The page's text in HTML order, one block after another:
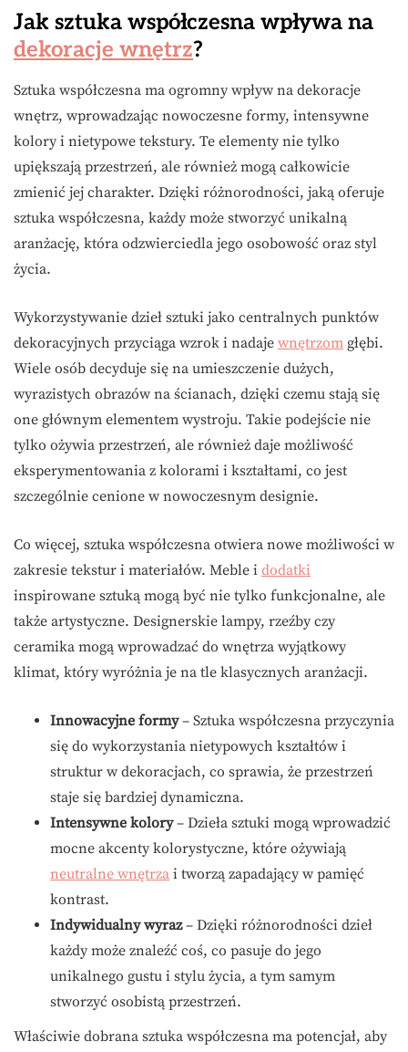
Jak sztuka współczesna wpływa na
dekoracje wnętrz?
Sztuka współczesna ma ogromny wpływ na dekoracje
wnętrz, wprowadzając nowoczesne formy, intensywne
kolory i nietypowe tekstury. Te elementy nie tylko
upiększają przestrzeń, ale również mogą całkowicie
zmienić jej charakter. Dzięki różnorodności, jaką oferuje
sztuka współczesna, każdy może stworzyć unikalną
aranżację, która odzwierciedla jego osobowość oraz styl
życia.
Wykorzystywanie dzieł sztuki jako centralnych punktów
dekoracyjnych przyciąga wzrok i nadaje wnętrzom głębi.
Wiele osób decyduje się na umieszczenie dużych,
wyrazistych obrazów na ścianach, dzięki czemu stają się
one głównym elementem wystroju. Takie podejście nie
tylko ożywia przestrzeń, ale również daje możliwość
eksperymentowania z kolorami i kształtami, co jest
szczególnie cenione w nowoczesnym designie.
Co więcej, sztuka współczesna otwiera nowe możliwości w
zakresie tekstur i materiałów. Meble i dodatki
inspirowane sztuką mogą być nie tylko funkcjonalne, ale
także artystyczne. Designerskie lampy, rzeźby czy
ceramika mogą wprowadzać do wnętrza wyjątkowy
klimat, który wyróżnia je na tle klasycznych aranżacji.
Innowacyjne formy– Sztuka współczesna przyczynia
się do wykorzystania nietypowych kształtów i
struktur w dekoracjach, co sprawia, że przestrzeń
staje się bardziej dynamiczna.
Intensywne kolory– Dzieła sztuki mogą wprowadzić
mocne akcenty kolorystyczne, które ożywiają
neutralne wnętrza i tworzą zapadający w pamięć
kontrast.
Indywidualny wyraz– Dzięki różnorodności dzieł
każdy może znaleźć coś, co pasuje do jego
unikalnego gustu i stylu życia, a tym samym
stworzyć osobistą przestrzeń.
Właściwie dobrana sztuka współczesna ma potencjał, aby